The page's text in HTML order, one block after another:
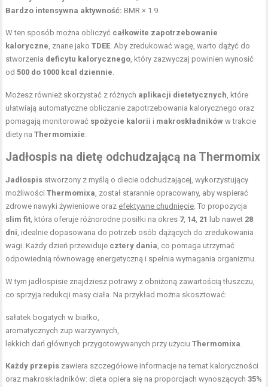
Bardzo intensywna aktywność: BMR × 1.9.
W ten sposób można obliczyć całkowite zapotrzebowanie
kaloryczne, znane jakoTDEE. Aby zredukować wagę, warto dążyć do
stworzenia deficytu kalorycznego, który zazwyczaj powinien wynosić
od500 do 1000 kcal dziennie.
Możesz również skorzystać z różnych aplikacji dietetycznych, które
ułatwiają automatyczne obliczanie zapotrzebowania kalorycznego oraz
pomagają monitorować spożycie kalorii i makroskładników w trakcie
diety naThermomixie.
Jadłospis na dietę odchudzającą na Thermomix
Jadłospis stworzony z myślą o diecie odchudzającej, wykorzystujący
możliwościThermomixa, został starannie opracowany, aby wspierać
zdrowe nawyki żywieniowe oraz efektywne chudnięcie. To propozycja
slim fit, która oferuje różnorodne posiłki na okres 7, 14, 21 lub nawet 28
dni, idealnie dopasowana do potrzeb osób dążących do zredukowania
wagi. Każdy dzień przewiduje cztery dania, co pomaga utrzymać
odpowiednią równowagę energetyczną i spełnia wymagania organizmu.
W tym jadłospisie znajdziesz potrawy z obniżoną zawartością tłuszczu,
co sprzyja redukcji masy ciała. Na przykład można skosztować:
sałatek bogatych w białko,
aromatycznych zup warzywnych,
lekkich dań głównych przygotowywanych przy użyciuThermomixa.
Każdy przepis zawiera szczegółowe informacje na temat kaloryczności
oraz makroskładników: dieta opiera się na proporcjach wynoszących35%